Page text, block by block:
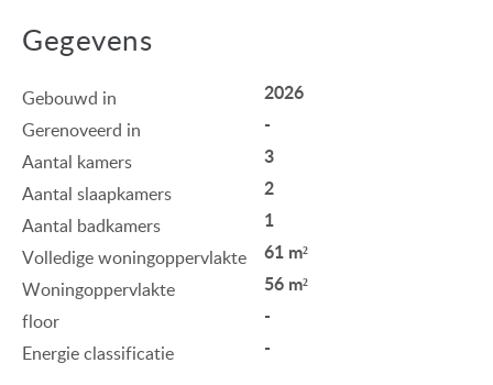
Gegevens
Gebouwd in 2026
Gerenoveerd in -
Aantal kamers 3
Aantal slaapkamers 2
Aantal badkamers 1
Volledige woningoppervlakte 61 m²
Woningoppervlakte 56 m²
floor -
Energie classificatie -